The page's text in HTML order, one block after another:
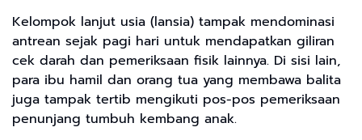
Kelompok lanjut usia (lansia) tampak mendominasi
antrean sejak pagi hari untuk mendapatkan giliran
cek darah dan pemeriksaan fisik lainnya. Di sisi lain,
para ibu hamil dan orang tua yang membawa balita
juga tampak tertib mengikuti pos-pos pemeriksaan
penunjang tumbuh kembang anak.